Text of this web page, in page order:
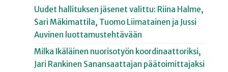
Uudet hallituksen jäsenet valittu: Riina Halme,
Sari Mäkimattila, Tuomo Liimatainen ja Jussi
Auvinen luottamustehtävään
Milka Ikäläinen nuorisotyön koordinaattoriksi,
Jari Rankinen Sanansaattajan päätoimittajaksi